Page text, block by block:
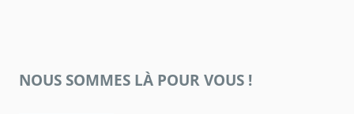
NOUS SOMMES LÀ POUR VOUS !